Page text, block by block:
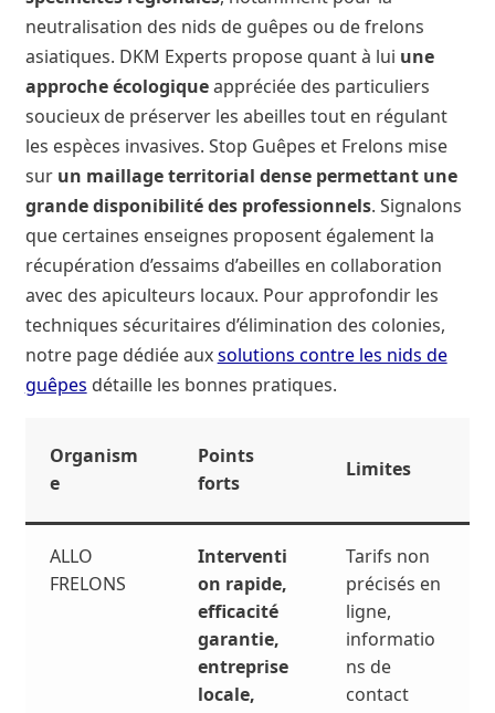
neutralisation des nids de guêpes ou de frelons
asiatiques. DKM Experts propose quant à lui une
approche écologiqueappréciée des particuliers
soucieux de préserver les abeilles tout en régulant
les espèces invasives. Stop Guêpes et Frelons mise
sur un maillage territorial dense permettant une
grande disponibilité des professionnels. Signalons
que certaines enseignes proposent également la
récupération d’essaims d’abeilles en collaboration
avec des apiculteurs locaux. Pour approfondir les
techniques sécuritaires d’élimination des colonies,
notre page dédiée auxsolutions contre les nids de
guêpes détaille les bonnes pratiques.
Organism
e
Points
forts
Limites
ALLO
FRELONS
Interventi
on rapide,
efficacité
garantie,
entreprise
locale,
Tarifs non
précisés en
ligne,
informatio
ns de
contact